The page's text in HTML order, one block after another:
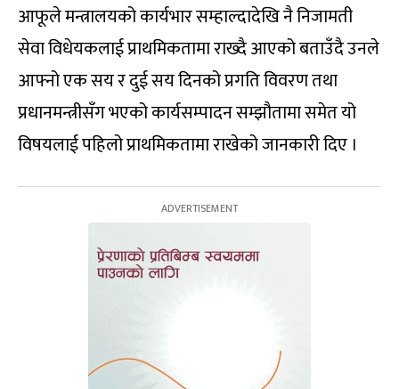
आफूले मन्त्रालयको कार्यभार सम्हाल्दादेखि नै निजामती
सेवा विधेयकलाई प्राथमिकतामा राख्दै आएको बताउँदै उनले
आफ्नो एक सय र दुई सय दिनको प्रगति विवरण तथा
प्रधानमन्त्रीसँग भएको कार्यसम्पादन सम्झौतामा समेत यो
विषयलाई पहिलो प्राथमिकतामा राखेको जानकारी दिए ।